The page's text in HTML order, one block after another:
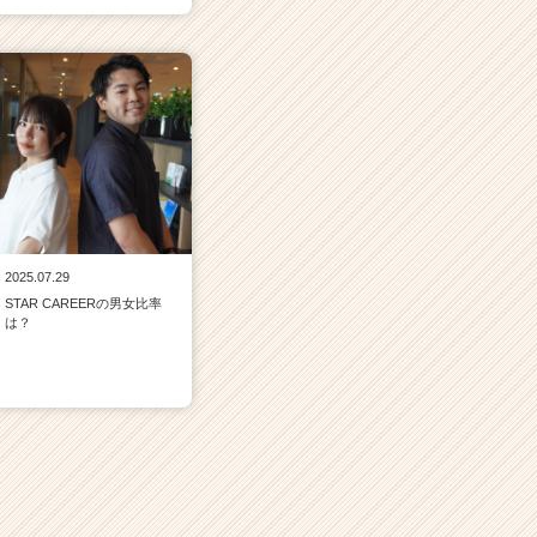
2025.07.29
STAR CAREERの男女比率
は？